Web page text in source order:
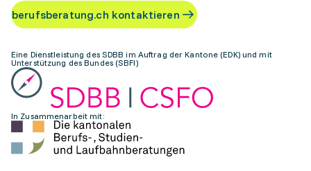
berufsberatung.ch kontaktieren
Eine Dienstleistung des SDBB im Auftrag der Kantone (EDK) und mit
Unterstützung des Bundes (SBFI)
In Zusammenarbeit mit: